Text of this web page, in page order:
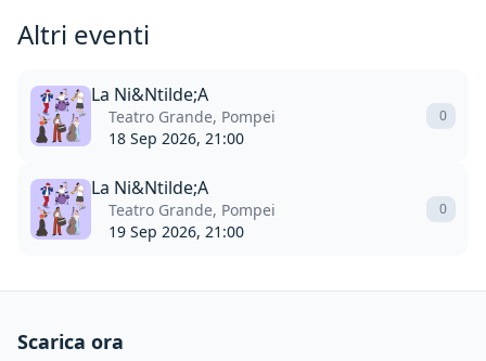
Altri eventi
La Ni&Ntilde;A
Teatro Grande, Pompei
18 Sep 2026, 21:00
0
La Ni&Ntilde;A
Teatro Grande, Pompei
19 Sep 2026, 21:00
0
Scarica ora